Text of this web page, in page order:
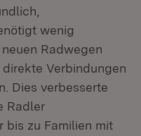
wenig
Radwegen
Verbindungen
Dies verbesserte
Radler
bis zu Familien mit